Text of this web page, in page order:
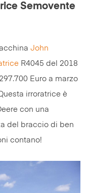
Semovente
John
R4045 del 2018
Euro a marzo
irroratrice è
con una
del braccio di ben
contano!